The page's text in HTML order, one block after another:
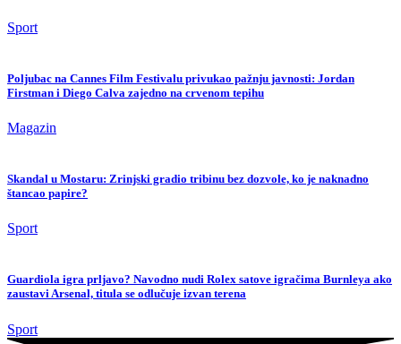
Sport
Poljubac na Cannes Film Festivalu privukao pažnju javnosti: Jordan
Firstman i Diego Calva zajedno na crvenom tepihu
Magazin
Skandal u Mostaru: Zrinjski gradio tribinu bez dozvole, ko je naknadno
štancao papire?
Sport
Guardiola igra prljavo? Navodno nudi Rolex satove igračima Burnleya ako
zaustavi Arsenal, titula se odlučuje izvan terena
Sport